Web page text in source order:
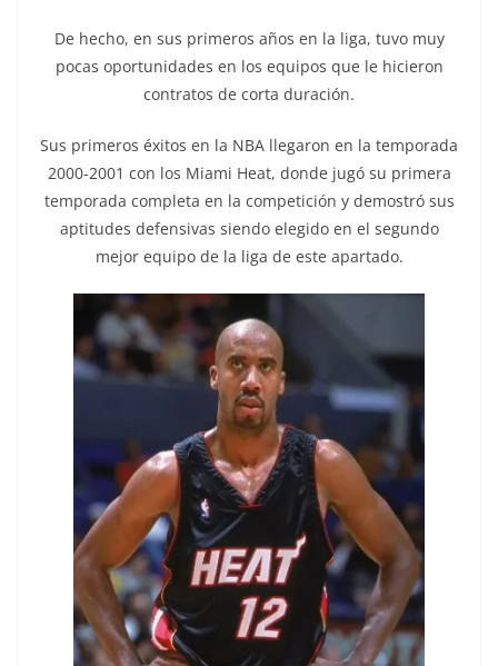
De hecho, en sus primeros años en la liga, tuvo muy
pocas oportunidades en los equipos que le hicieron
contratos de corta duración.
Sus primeros éxitos en la NBA llegaron en la temporada
2000-2001 con los Miami Heat, donde jugó su primera
temporada completa en la competición y demostró sus
aptitudes defensivas siendo elegido en el segundo
mejor equipo de la liga de este apartado.